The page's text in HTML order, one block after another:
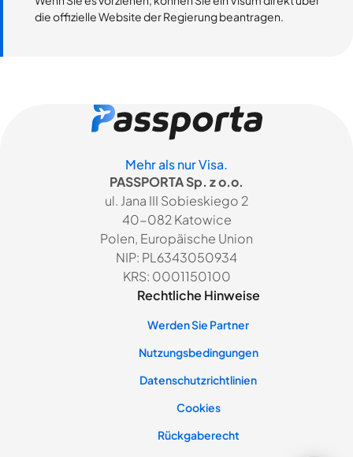
die offizielle Website der Regierung beantragen.
Mehr als nur Visa.
PASSPORTA Sp. z o.o.
ul. Jana III Sobieskiego 2
40-082 Katowice
Polen, Europäische Union
NIP: PL6343050934
KRS: 0001150100
Rechtliche Hinweise
Werden Sie Partner
Nutzungsbedingungen
Datenschutzrichtlinien
Cookies
Rückgaberecht